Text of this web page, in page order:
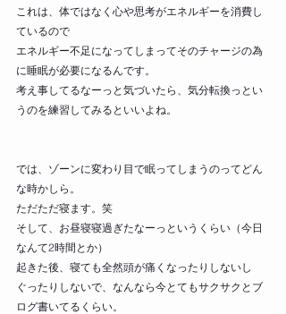
これは、体ではなく心や思考がエネルギーを消費し
ているので
エネルギー不足になってしまってそのチャージの為
に睡眠が必要になるんです。
考え事してるなーっと気づいたら、気分転換っとい
うのを練習してみるといいよね。
では、ゾーンに変わり目で眠ってしまうのってどん
な時かしら。
ただただ寝ます。笑
そして、お昼寝寝過ぎたなーっというくらい（今日
なんて2時間とか）
起きた後、寝ても全然頭が痛くなったりしないし
ぐったりしないで、なんなら今とてもサクサクとブ
ログ書いてるくらい。